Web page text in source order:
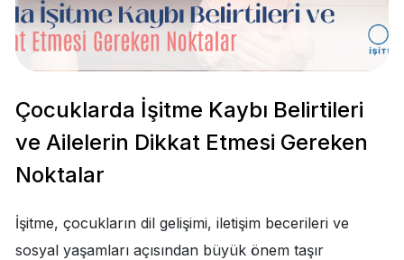
Çocuklarda İşitme Kaybı Belirtileri
ve Ailelerin Dikkat Etmesi Gereken
Noktalar
İşitme, çocukların dil gelişimi, iletişim becerileri ve
sosyal yaşamları açısından büyük önem taşır